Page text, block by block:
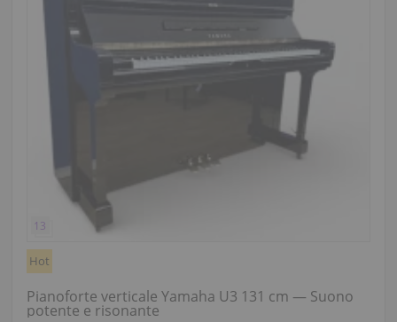
Hot
Pianoforte verticale Yamaha U3 131 cm — Suono
potente e risonante